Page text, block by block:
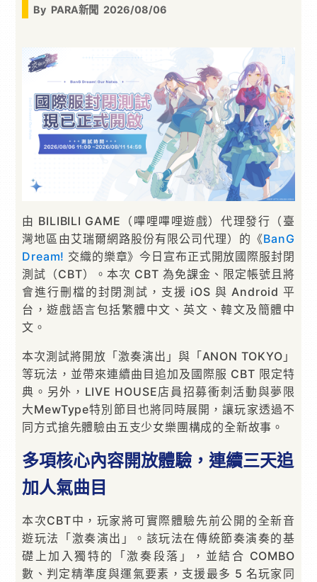
By PARA新聞 2026/08/06
由 BILIBILI GAME（嗶哩嗶哩遊戲）代理發行（臺
灣地區由艾瑞爾網路股份有限公司代理）的《BanG
Dream! 交織的樂章》今日宣布正式開放國際服封閉
測試（CBT）。本次 CBT 為免課金、限定帳號且將
會進行刪檔的封閉測試，支援 iOS 與 Android 平
台，遊戲語言包括繁體中文、英文、韓文及簡體中
文。
本次測試將開放「激奏演出」與「ANON TOKYO」
等玩法，並帶來連續曲目追加及國際服 CBT 限定特
典。另外，LIVE HOUSE店員招募衝刺活動與夢限
大MewType特別節目也將同時展開，讓玩家透過不
同方式搶先體驗由五支少女樂團構成的全新故事。
多項核心內容開放體驗，連續三天追
加人氣曲目
本次CBT中，玩家將可實際體驗先前公開的全新音
遊玩法「激奏演出」。該玩法在傳統節奏演奏的基
礎上加入獨特的「激奏段落」，並結合 COMBO
數、判定精準度與運氣要素，支援最多 5 名玩家同